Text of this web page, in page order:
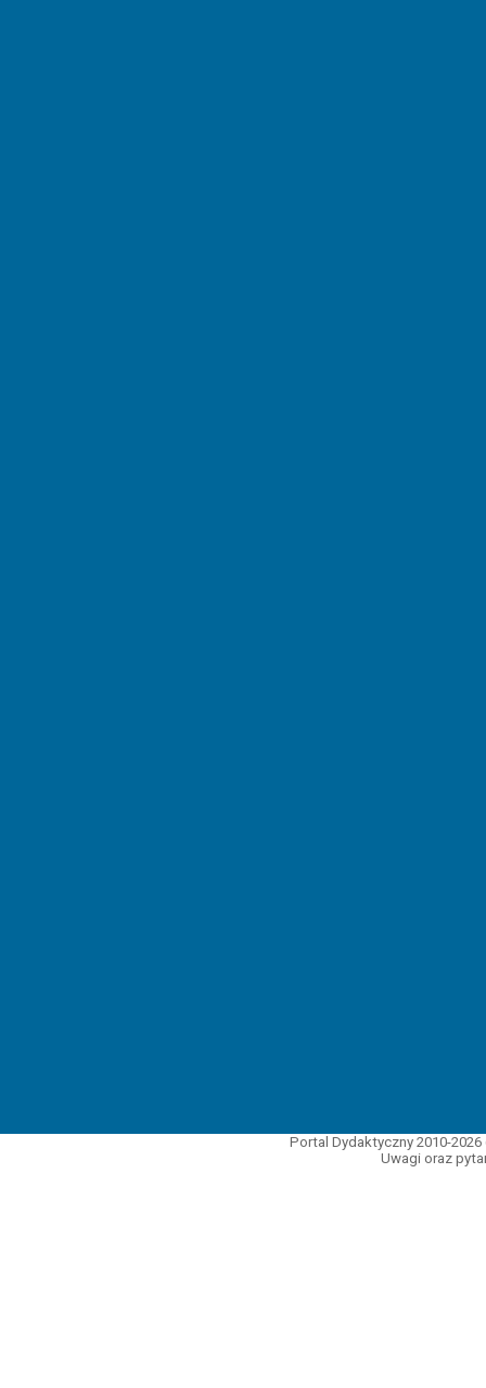
Portal Dydaktyczny 2010-
Uwagi oraz